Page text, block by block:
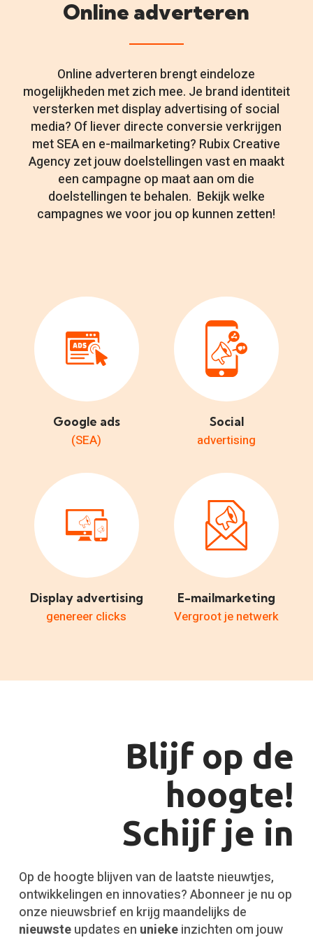
Online adverteren
Online adverteren brengt eindeloze
mogelijkheden met zich mee. Je brand identiteit
versterken met display advertising of social
media? Of liever directe conversie verkrijgen
met SEA en e-mailmarketing? Rubix Creative
Agency zet jouw doelstellingen vast en maakt
een campagne op maat aan om die
doelstellingen te behalen. Bekijk welke
campagnes we voor jou op kunnen zetten!
Google ads
(SEA)
Social
advertising
Display advertising
genereer clicks
E-mailmarketing
Vergroot je netwerk
Blijf op de
hoogte!
Schijf je in
Op de hoogte blijven van de laatste nieuwtjes,
ontwikkelingen en innovaties? Abonneer je nu op
onze nieuwsbrief en krijg maandelijks de
nieuwsteupdates en uniekeinzichten om jouw